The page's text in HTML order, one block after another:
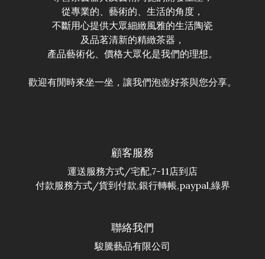
從專業的、藝術的、生活的角度，
不斷用心提供大眾細緻風雅的生活陶瓷
及品茗清新的精緻茶器，
產品藝術化、價格大眾化是我們的理想。
歡迎有閒時來坐一坐，讓我們泡壺好茶與您分享。
顧客服務
運送服務方式/宅配,7-11店到店
付款服務方式/貨到付款,銀行轉帳,paypal,綠界
聯絡我們
駿騰藝品有限公司